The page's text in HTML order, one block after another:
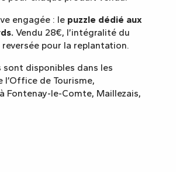
engagée : le puzzle dédié aux
Vendu 28€, l’intégralité du
pour la replantation.
sont disponibles dans les
l’Office de Tourisme,
Fontenay-le-Comte, Maillezais,